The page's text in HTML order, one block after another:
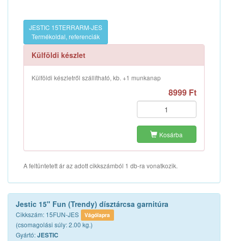
JESTIC 15TERRARM-JES
Termékoldal, referenciák
Külföldi készlet
Külföldi készletről szállítható, kb. +1 munkanap
8999 Ft
Kosárba
A feltüntetett ár az adott cikkszámból 1 db-ra vonatkozik.
Jestic 15" Fun (Trendy) dísztárcsa garnitúra
Cikkszám: 15FUN-JES Vágólapra
(csomagolási súly: 2.00 kg.)
Gyártó:JESTIC